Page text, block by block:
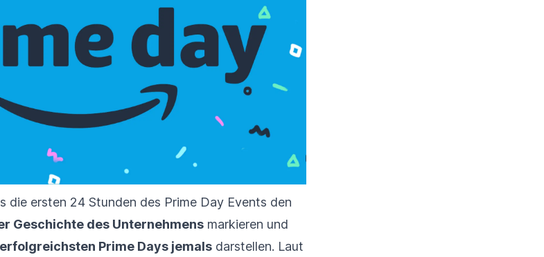
die ersten 24 Stunden des Prime Day Events den
Geschichte des Unternehmens markieren und
Prime Days jemals darstellen. Laut